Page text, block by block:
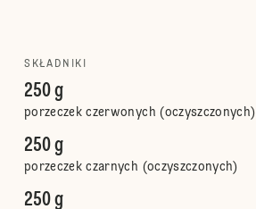
SKŁADNIKI
250 g
porzeczek czerwonych (oczyszczonych)
250 g
porzeczek czarnych (oczyszczonych)
250 g